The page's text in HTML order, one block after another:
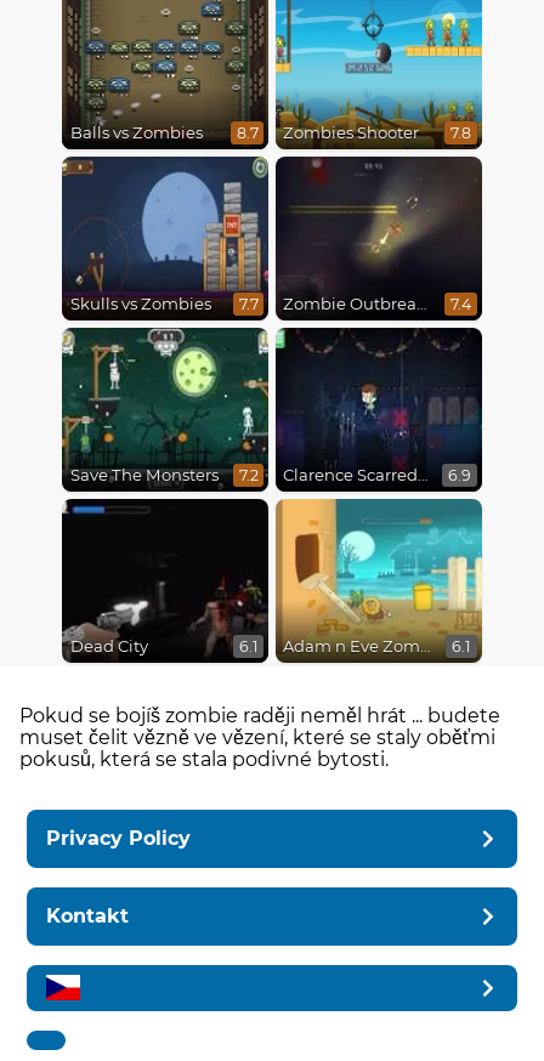
Balls vs Zombies 8.7 Zombies Shooter 7.8
Skulls vs Zombies 7.7 Zombie Outbreak Arena 7.4
Save The Monsters 7.2 Clarence Scarred Silly 6.9
Dead City 6.1 Adam n Eve Zombies 6.1
Pokud se bojíš zombie raději neměl hrát ... budete
muset čelit vězně ve vězení, které se staly oběťmi
pokusů, která se stala podivné bytosti.
Privacy Policy
Kontakt